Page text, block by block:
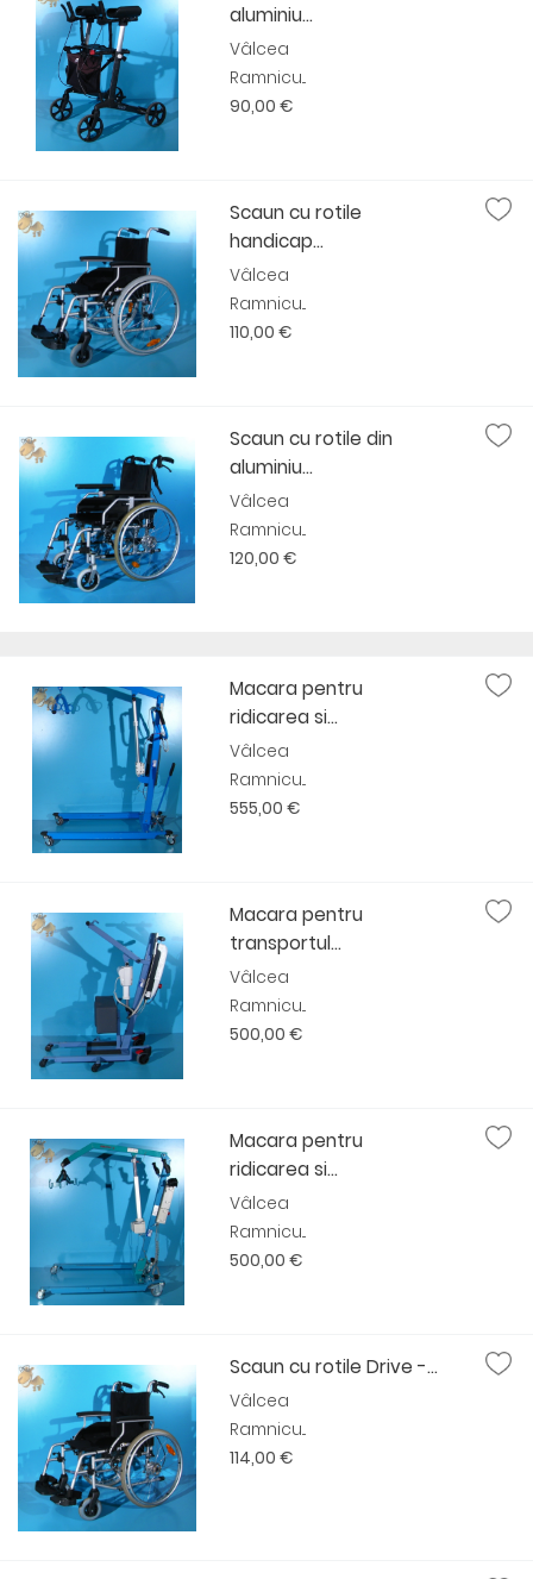
aluminiu...
Vâlcea
Ramnicu...
90,00 €
Scaun cu rotile
handicap...
Vâlcea
Ramnicu...
110,00 €
Scaun cu rotile din
aluminiu...
Vâlcea
Ramnicu...
120,00 €
Macara pentru
ridicarea si...
Vâlcea
Ramnicu...
555,00 €
Macara pentru
transportul...
Vâlcea
Ramnicu...
500,00 €
Macara pentru
ridicarea si...
Vâlcea
Ramnicu...
500,00 €
Scaun cu rotile Drive -...
Vâlcea
Ramnicu...
114,00 €